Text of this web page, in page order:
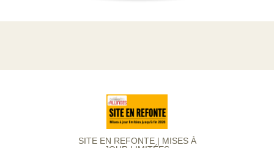
SITE EN REFONTE | MISES À